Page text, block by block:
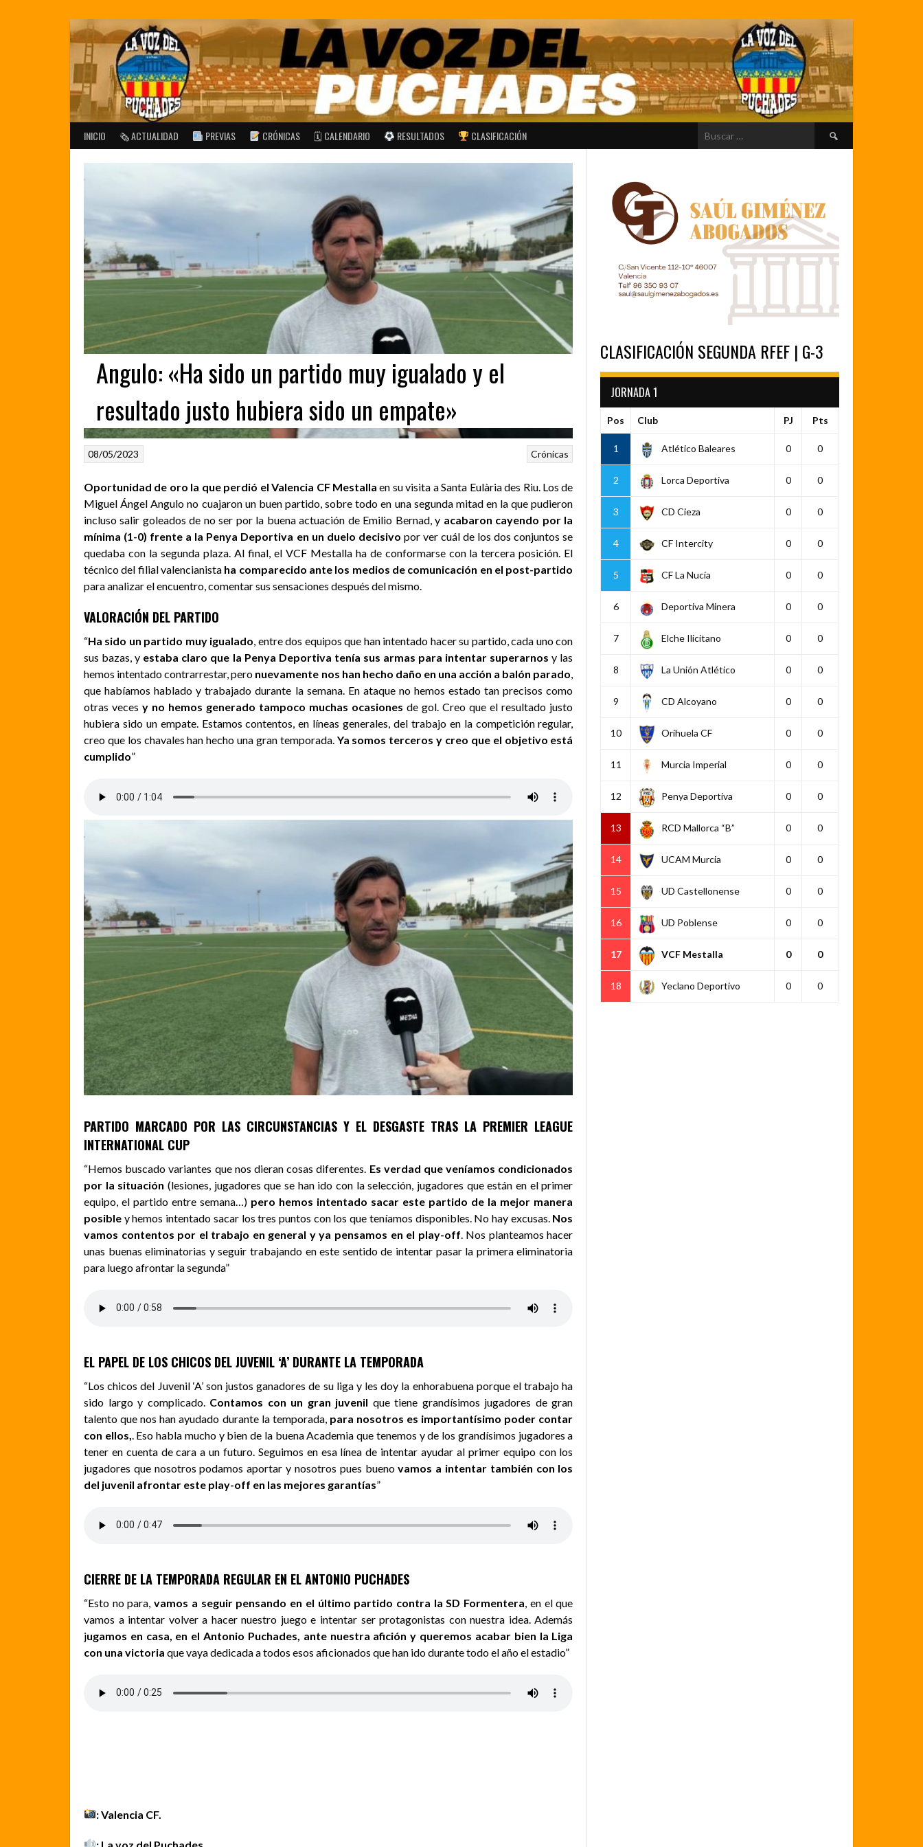
INICIO 🗞 ACTUALIDAD PREVIAS CRÓNICAS 🗓 CALENDARIO RESULTADOS CLASIFICACIÓN Buscar:
Angulo: «Ha sido un partido muy igualado y el
resultado justo hubiera sido un empate»
Crónicas
08/05/2023
Oportunidad de oro la que perdió el Valencia CF Mestallaen su visita a Santa Eulària des Riu. Los de
Miguel Ángel Angulo no cuajaron un buen partido, sobre todo en una segunda mitad en la que pudieron
incluso salir goleados de no ser por la buena actuación de Emilio Bernad, y acabaron cayendo por la
mínima (1-0) frente a la Penya Deportiva en un duelo decisivo por ver cuál de los dos conjuntos se
quedaba con la segunda plaza. Al final, el VCF Mestalla ha de conformarse con la tercera posición. El
técnico del filial valencianista ha comparecido ante los medios de comunicación en el post-partido
para analizar el encuentro, comentar sus sensaciones después del mismo.
VALORACIÓN DEL PARTIDO
“Ha sido un partido muy igualado, entre dos equipos que han intentado hacer su partido, cada uno con
sus bazas, y estaba claro que la Penya Deportiva tenía sus armas para intentar superarnos y las
hemos intentado contrarrestar, pero nuevamente nos han hecho daño en una acción a balón parado,
que habíamos hablado y trabajado durante la semana. En ataque no hemos estado tan precisos como
otras vecesy no hemos generado tampoco muchas ocasiones de gol. Creo que el resultado justo
hubiera sido un empate. Estamos contentos, en líneas generales, del trabajo en la competición regular,
creo que los chavales han hecho una gran temporada. Ya somos terceros y creo que el objetivo está
cumplido”
PARTIDO MARCADO POR LAS CIRCUNSTANCIAS Y EL DESGASTE TRAS LA PREMIER LEAGUE
INTERNATIONAL CUP
“Hemos buscado variantes que nos dieran cosas diferentes. Es verdad que veníamos condicionados
por la situación (lesiones, jugadores que se han ido con la selección, jugadores que están en el primer
equipo, el partido entre semana…) pero hemos intentado sacar este partido de la mejor manera
posible y hemos intentado sacar los tres puntos con los que teníamos disponibles. No hay excusas. Nos
vamos contentos por el trabajo en general y ya pensamos en el play-off . Nos planteamos hacer
unas buenas eliminatorias y seguir trabajando en este sentido de intentar pasar la primera eliminatoria
para luego afrontar la segunda”
EL PAPEL DE LOS CHICOS DEL JUVENIL ‘A’ DURANTE LA TEMPORADA
“Los chicos del Juvenil ‘A’ son justos ganadores de su liga y les doy la enhorabuena porque el trabajo ha
sido largo y complicado. Contamos con un gran juvenil que tiene grandísimos jugadores de gran
talento que nos han ayudado durante la temporada, para nosotros es importantísimo poder contar
con ellos,
. Eso habla mucho y bien de la buena Academia que tenemos y de los grandísimos jugadores a
tener en cuenta de cara a un futuro. Seguimos en esa línea de intentar ayudar al primer equipo con los
jugadores que nosotros podamos aportar y nosotros pues buenovamos a intentar también con los
del juvenil afrontar este play-off en las mejores garantías”
CIERRE DE LA TEMPORADA REGULAR EN EL ANTONIO PUCHADES
“Esto no para,vamos a seguir pensando en el último partido contra la SD Formentera , en el que
vamos a intentar volver a hacer nuestro juego e intentar ser protagonistas con nuestra idea. Además
jugamos en casa, en el Antonio Puchades, ante nuestra afición y queremos acabar bien la Liga
con una victoria que vaya dedicada a todos esos aficionados que han ido durante todo el año el estadio”
: Valencia CF.
CLASIFICACIÓN SEGUNDA RFEF | G-3
JORNADA 1
Pos Club PJ Pts
1 Atlético Baleares 0 0
2 Lorca Deportiva 0 0
3 CD Cieza 0 0
4 CF Intercity 0 0
5 CF La Nucía 0 0
6 Deportiva Minera 0 0
7 Elche Ilicitano 0 0
8 La Unión Atlético 0 0
9 CD Alcoyano 0 0
10 Orihuela CF 0 0
11 Murcia Imperial 0 0
12 Penya Deportiva 0 0
13 RCD Mallorca “B” 0 0
14 UCAM Murcia 0 0
15 UD Castellonense 0 0
16 UD Poblense 0 0
17 VCF Mestalla 0 0
18 Yeclano Deportivo 0 0